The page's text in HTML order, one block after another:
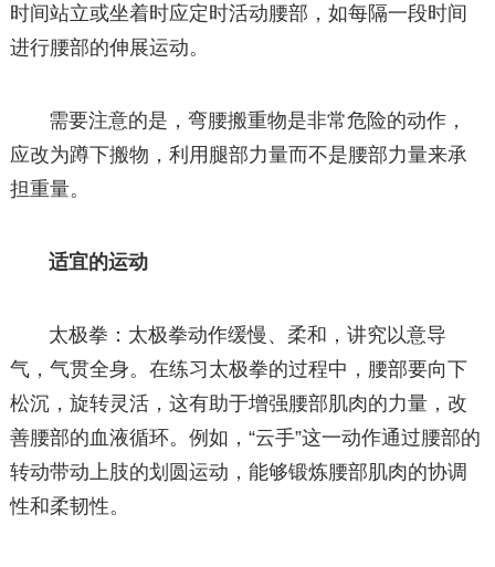
时间站立或坐着时应定时活动腰部，如每隔一段时间
进行腰部的伸展运动。
需要注意的是，弯腰搬重物是非常危险的动作，
应改为蹲下搬物，利用腿部力量而不是腰部力量来承
担重量。
适宜的运动
太极拳：太极拳动作缓慢、柔和，讲究以意导
气，气贯全身。在练习太极拳的过程中，腰部要向下
松沉，旋转灵活，这有助于增强腰部肌肉的力量，改
善腰部的血液循环。例如，“云手”这一动作通过腰部的
转动带动上肢的划圆运动，能够锻炼腰部肌肉的协调
性和柔韧性。